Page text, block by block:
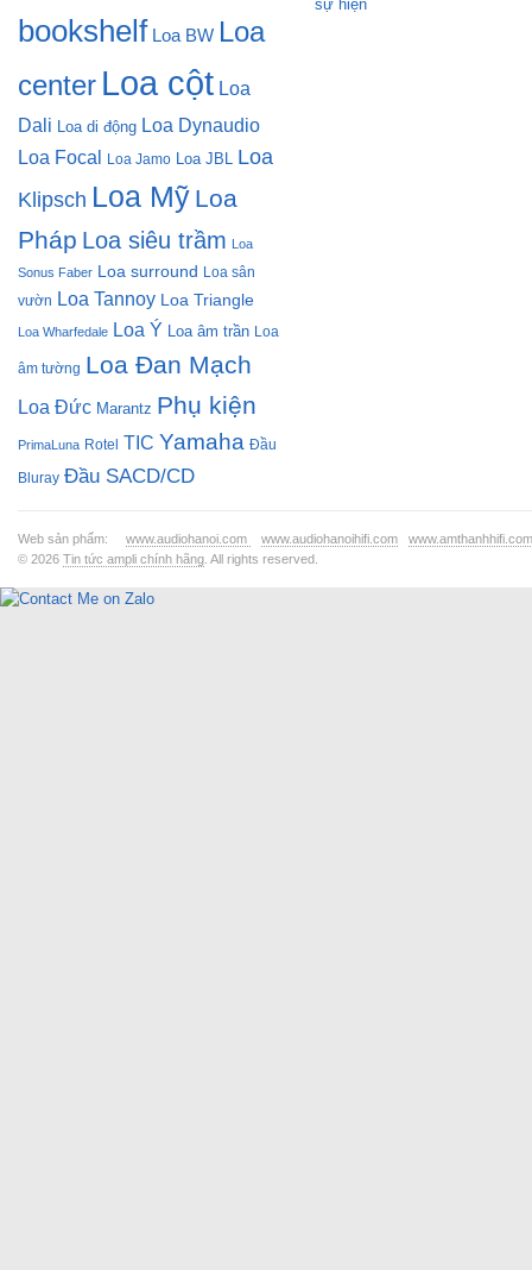
bookshelf Loa BW Loa
center Loa cột Loa
Dali Loa di động Loa Dynaudio
Loa Focal
Loa Jamo Loa JBL Loa
Klipsch Loa Mỹ Loa
Pháp Loa siêu trầm Loa
Sonus Faber Loa surround Loa sân
vườn Loa Tannoy Loa Triangle
Loa Wharfedale Loa Ý Loa âm trần Loa
âm tường Loa Đan Mạch
Loa Đức Marantz Phụ kiện
PrimaLuna Rotel TIC Yamaha Đầu
Bluray Đầu SACD/CD
Web sản phẩm: www.audiohanoi.com www.audiohanoihifi.com
www.amthanhhifi.com
© 2026 Tin tức ampli chính hãng . All rights reserved.